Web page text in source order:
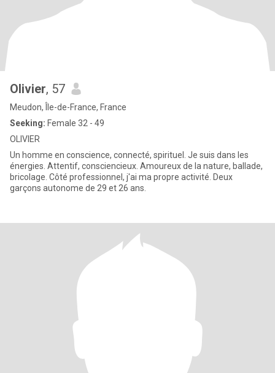
Olivier, 57
Meudon, Île-de-France, France
Seeking: Female 32 - 49
OLIVIER
Un homme en conscience, connecté, spirituel. Je suis dans les
énergies. Attentif, consciencieux. Amoureux de la nature, ballade,
bricolage. Côté professionnel, j'ai ma propre activité. Deux
garçons autonome de 29 et 26 ans.